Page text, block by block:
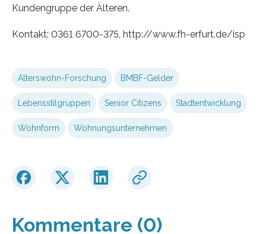
Kundengruppe der Älteren.
Kontakt: 0361 6700-375, http://www.fh-erfurt.de/isp
Alterswohn-Forschung BMBF-Gelder
Lebensstilgruppen Senior Citizens Stadtentwicklung
Wohnform Wohnungsunternehmen
Kommentare (0)